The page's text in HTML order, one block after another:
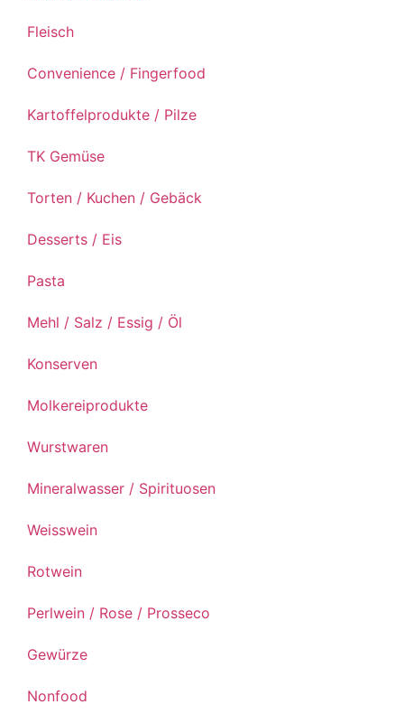
Fleisch
Convenience / Fingerfood
Kartoffelprodukte / Pilze
TK Gemüse
Torten / Kuchen / Gebäck
Desserts / Eis
Pasta
Mehl / Salz / Essig / Öl
Konserven
Molkereiprodukte
Wurstwaren
Mineralwasser / Spirituosen
Weisswein
Rotwein
Perlwein / Rose / Prosseco
Gewürze
Nonfood